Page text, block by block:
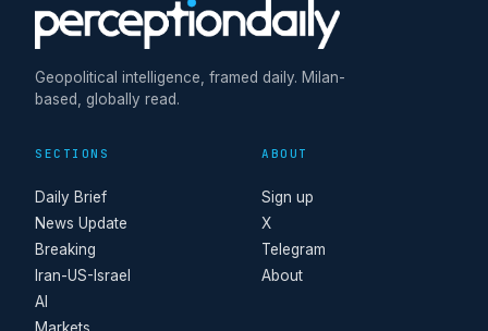
Geopolitical intelligence, framed daily. Milan-
based, globally read.
SECTIONS
Daily Brief
News Update
Breaking
Iran-US-Israel
AI
Markets
ABOUT
Sign up
X
Telegram
About